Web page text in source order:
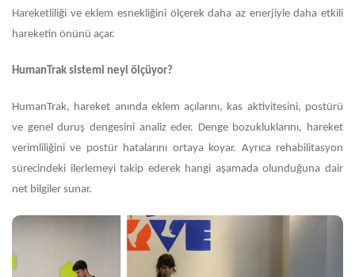
Hareketliliği ve eklem esnekliğini ölçerek daha az enerjiyle daha etkili
hareketin önünü açar.
HumanTrak sistemi neyi ölçüyor?
HumanTrak, hareket anında eklem açılarını, kas aktivitesini, postürü
ve genel duruş dengesini analiz eder. Denge bozukluklarını, hareket
verimliliğini ve postür hatalarını ortaya koyar. Ayrıca rehabilitasyon
sürecindeki ilerlemeyi takip ederek hangi aşamada olunduğuna dair
net bilgiler sunar.